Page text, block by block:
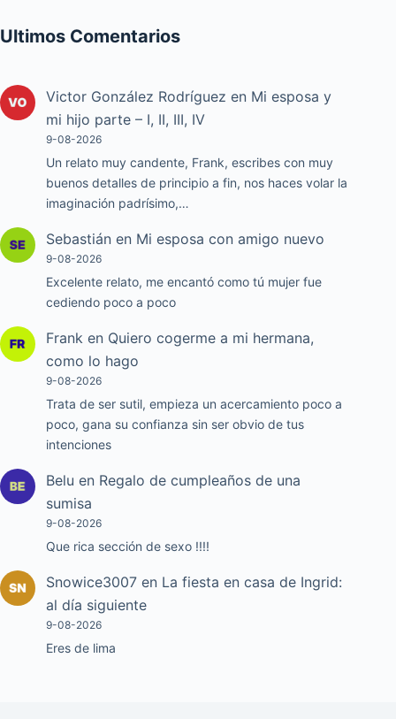
Ultimos Comentarios
Victor González Rodríguez en Mi esposa y
mi hijo parte – I, II, III, IV
9-08-2026
Un relato muy candente, Frank, escribes con muy
buenos detalles de principio a fin, nos haces volar la
imaginación padrísimo,…
Sebastián en Mi esposa con amigo nuevo
9-08-2026
Excelente relato, me encantó como tú mujer fue
cediendo poco a poco
Frank en Quiero cogerme a mi hermana,
como lo hago
9-08-2026
Trata de ser sutil, empieza un acercamiento poco a
poco, gana su confianza sin ser obvio de tus
intenciones
Belu en Regalo de cumpleaños de una
sumisa
9-08-2026
Que rica sección de sexo !!!!
Snowice3007 en La fiesta en casa de Ingrid:
al día siguiente
9-08-2026
Eres de lima